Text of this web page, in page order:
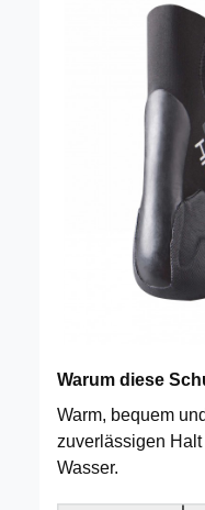
Warum diese
Warm, bequem
zuverlässigen
Wasser.